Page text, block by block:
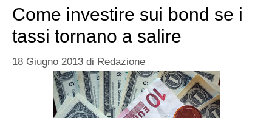
Come investire sui bond se i
tassi tornano a salire
18 Giugno 2013 di Redazione